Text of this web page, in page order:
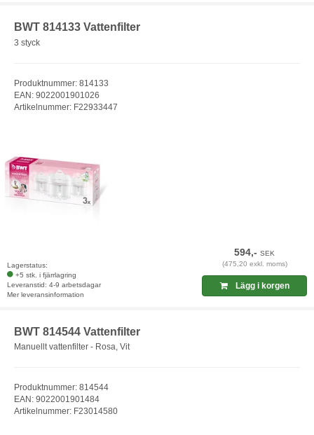
BWT 814133 Vattenfilter
3 styck
Produktnummer: 814133
EAN: 9022001901026
Artikelnummer: F22933447
Lagerstatus:
+5 stk. i fjärrlagring
Leveranstid: 4-9 arbetsdagar
Mer leveransinformation
594,-SEK
(475,20 exkl. moms)
Lägg i korgen
BWT 814544 Vattenfilter
Manuellt vattenfilter - Rosa, Vit
Produktnummer: 814544
EAN: 9022001901484
Artikelnummer: F23014580